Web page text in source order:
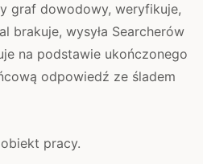
graf dowodowy, weryfikuje,
brakuje, wysyła Searcherów
na podstawie ukończonego
odpowiedź ze śladem
pracy.